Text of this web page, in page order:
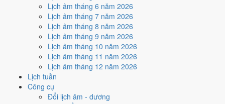
Lịch âm tháng 6 năm 2026
Lịch âm tháng 7 năm 2026
Lịch âm tháng 8 năm 2026
Lịch âm tháng 9 năm 2026
Lịch âm tháng 10 năm 2026
Lịch âm tháng 11 năm 2026
Lịch âm tháng 12 năm 2026
Lịch tuần
Công cụ
Đổi lịch âm - dương
Cách tính ngày tốt
Mua xe - tậu xe
Tốt
Mua xe - tậu xe hôm nay ởmức tốt (6/10)
Hoàng Đạo.
Cách tính ngày tốt
✈️
Xuất hành - đi xa
6 /10Tốt
Xuất hành - đi xa hôm nay ở